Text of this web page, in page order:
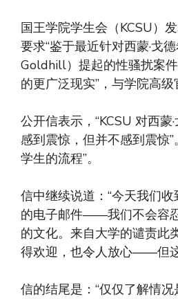
国王学院学生会（KCSU）
要求“鉴于最近针对西蒙·戈
Goldhill）提起的性骚扰案
的更广泛现实”，与学院高级
公开信表示，“KCSU 对西蒙
感到震惊，但并不感到震惊
学生的流程”。
信中继续说道：“今天我们
的电子邮件——我们不会容
的文化。来自大学的谴责此
得欢迎，也令人放心——但
信的结尾是：“仅仅了解情